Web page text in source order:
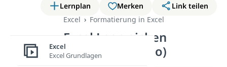
Lernplan Merken
Link teilen
Excel
Formatierung in Excel
Excel Leerzeichen
entfernen (Video)
Excel
Excel Grundlagen